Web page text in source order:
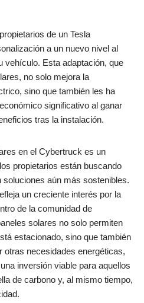
de un Tesla
a un nuevo nivel al
vehículo. Esta adaptación, que
no solo mejora la
sino que también les ha
significativo al ganar
tras la instalación.
en el Cybertruck es un
propietarios están buscando
aún más sostenibles.
un creciente interés por la
de la comunidad de
solares no solo permiten
estacionado, sino que también
otras necesidades energéticas,
inversión viable para aquellos
de carbono y, al mismo tiempo,